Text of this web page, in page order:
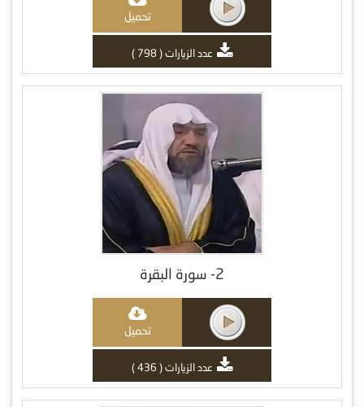
تحميل
عدد الزيارات ( 798 )
2- سورة البقرة
تحميل
عدد الزيارات ( 436 )